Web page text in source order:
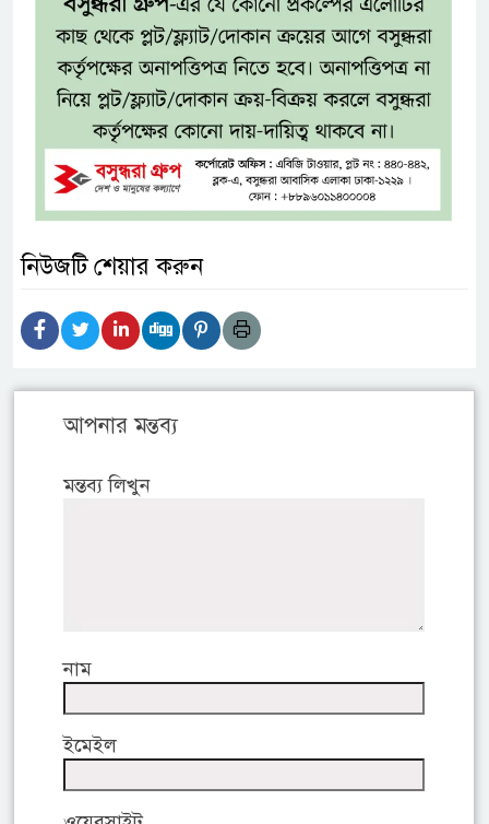
নিউজটি শেয়ার করুন
আপনার মন্তব্য
মন্তব্য লিখুন
নাম
ইমেইল